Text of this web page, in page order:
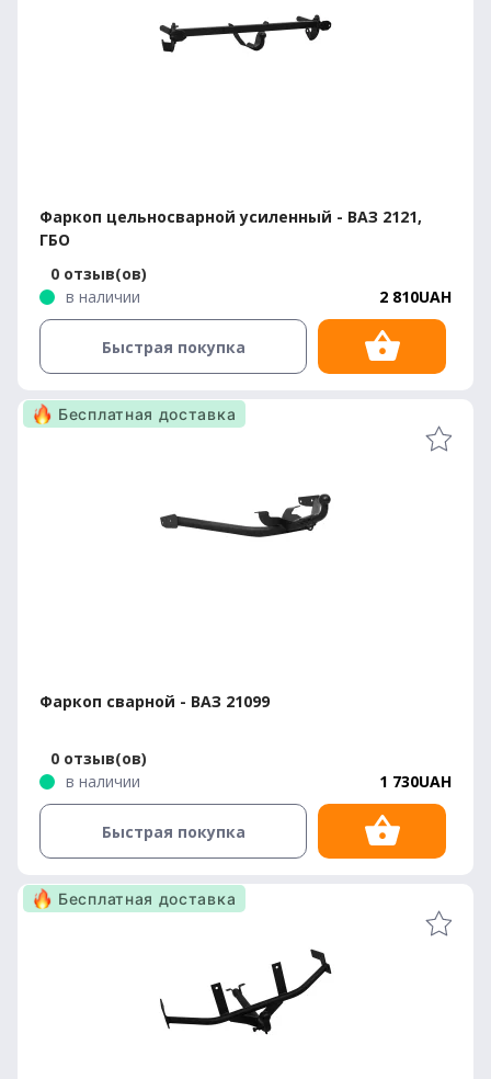
Фаркоп цельносварной усиленный - ВАЗ 2121,
ГБО
0 отзыв(ов)
в наличии
2 810UAH
Быстрая покупка
Фаркоп сварной - ВАЗ 21099
0 отзыв(ов)
в наличии
1 730UAH
Бесплатная доставка
Быстрая покупка
Бесплатная доставка